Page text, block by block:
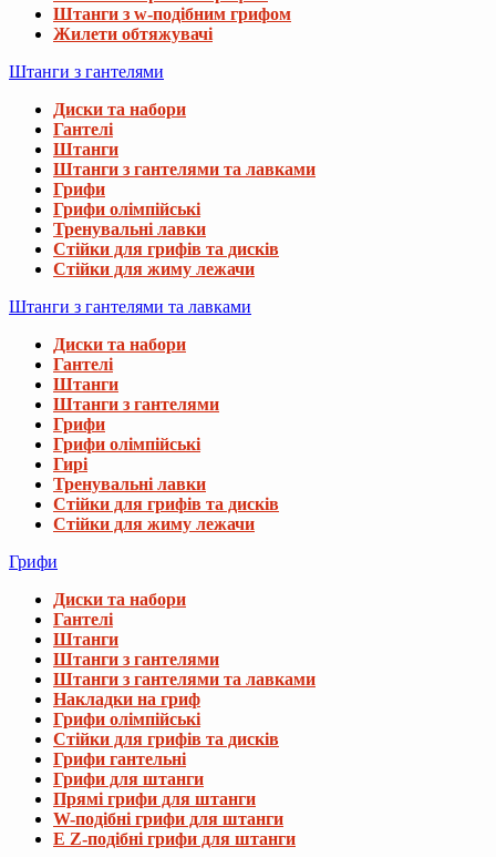
Штанги з w-подібним грифом
Жилети обтяжувачі
Штанги з гантелями
Диски та набори
Гантелі
Штанги
Штанги з гантелями та лавками
Грифи
Грифи олімпійські
Тренувальні лавки
Стійки для грифів та дисків
Стійки для жиму лежачи
Штанги з гантелями та лавками
Диски та набори
Гантелі
Штанги
Штанги з гантелями
Грифи
Грифи олімпійські
Гирі
Тренувальні лавки
Стійки для грифів та дисків
Стійки для жиму лежачи
Грифи
Диски та набори
Гантелі
Штанги
Штанги з гантелями
Штанги з гантелями та лавками
Накладки на гриф
Грифи олімпійські
Стійки для грифів та дисків
Грифи гантельні
Грифи для штанги
Прямі грифи для штанги
W-подібні грифи для штанги
E Z-подібні грифи для штанги